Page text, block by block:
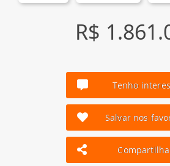
R$
Tenho
Salvar nos